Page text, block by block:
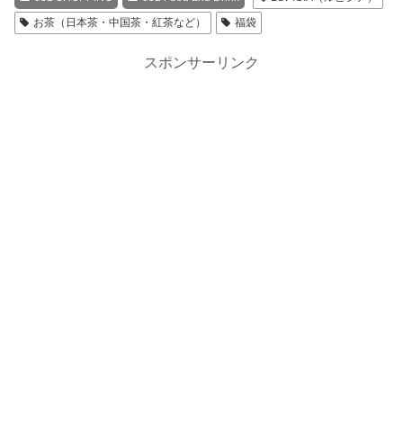
お茶（日本茶・中国茶・紅茶など）
福袋
スポンサーリンク